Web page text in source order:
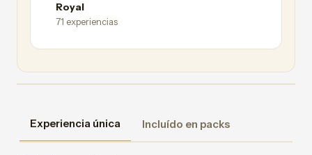
Royal
71 experiencias
Experiencia única Incluído en packs